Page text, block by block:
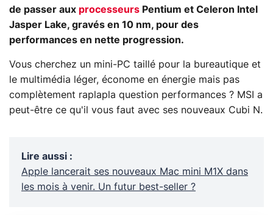
de passer aux processeurs Pentium et Celeron Intel
Jasper Lake, gravés en 10 nm, pour des
performances en nette progression.
Vous cherchez un mini-PC taillé pour la bureautique et
le multimédia léger, économe en énergie mais pas
complètement raplapla question performances ? MSI a
peut-être ce qu'il vous faut avec ses nouveaux Cubi N.
Lire aussi :
Apple lancerait ses nouveaux Mac mini M1X dans
les mois à venir. Un futur best-seller ?